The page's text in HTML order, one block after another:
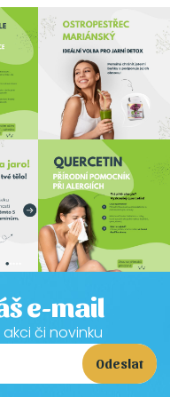
e-mail
či novinku
Odeslat